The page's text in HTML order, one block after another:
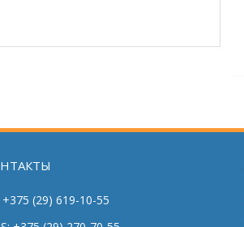
+375 (29) 619-10-55